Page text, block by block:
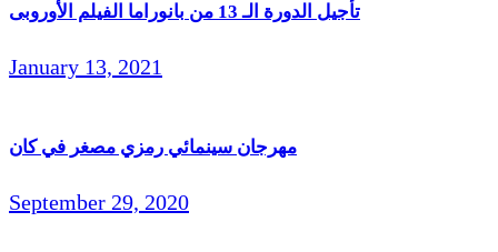
تأجيل الدورة الـ 13 من بانوراما الفيلم الأوروبى
January 13, 2021
مهرجان سينمائي رمزي مصغر في كان
September 29, 2020